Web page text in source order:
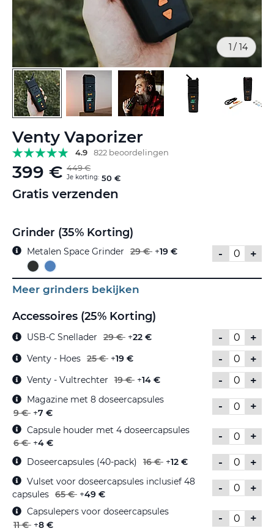
Venty Vaporizer
4.9 822 beoordelingen
399 € 449 €
Je korting: 50 €
Gratis verzenden
Grinder (35% Korting)
-
+
Metalen Space Grinder 29 € +19 €
Meer grinders bekijken
Accessoires (25% Korting)
-
+
USB-C Snellader 29 € +22 €
- +
Venty - Hoes 25 € +19 €
- +
Venty - Vultrechter 19 € +14 €
- +
Magazine met 8 doseercapsules
9 € +7 €
- +
Capsule houder met 4 doseercapsules
6 € +4 €
- +
Doseercapsules (40-pack) 16 € +12 €
- +
Vulset voor doseercapsules inclusief 48
capsules 65 € +49 €
- +
Capsulepers voor doseercapsules
11 € +8 €
1 / 14
naar
het
begin
van
afbeeldingen-